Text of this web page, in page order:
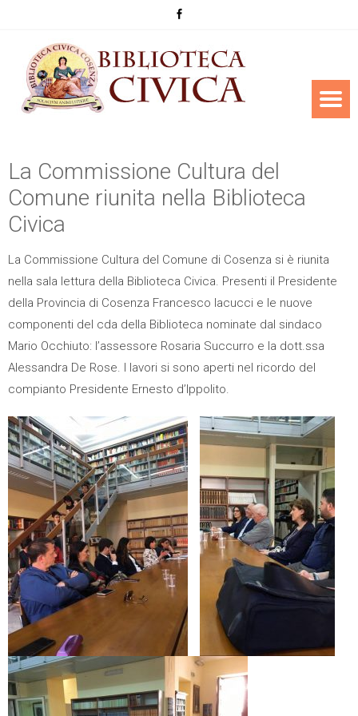
La Commissione Cultura del
Comune riunita nella Biblioteca
Civica
La Commissione Cultura del Comune di Cosenza si è riunita
nella sala lettura della Biblioteca Civica. Presenti il Presidente
della Provincia di Cosenza Francesco Iacucci e le nuove
componenti del cda della Biblioteca nominate dal sindaco
Mario Occhiuto: l’assessore Rosaria Succurro e la dott.ssa
Alessandra De Rose. I lavori si sono aperti nel ricordo del
compianto Presidente Ernesto d’Ippolito.